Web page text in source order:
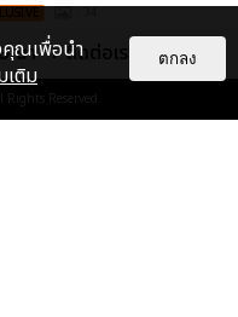
จะวันนี้หรือวันไหน ก็จะยังภูมิใจ
ว &QUOT;แจบอม&QUOT;
ณา ติดต่อเรา
Rights Reserved.
คุณเพื่อนำ
เติม
ตกลง